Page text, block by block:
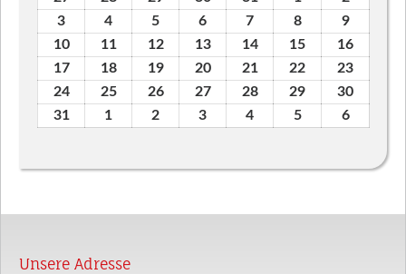
2026
2026
2026
2026
2026
August
2026
August
2026
3
August
2026
4
August
2026
5
August
2026
6
August
2026
7
August
2026
88.
August
2026
99.
August
2026
1010.
August
2026
1111.
August
2026
1212.
August
2026
1313.
August
2026
1414.
August
2026
15
August
16
1717.
August
1818.
August
1919.
August
2020.
August
2121.
August
22
August
23
2424.
August
2525.
August
2626.
August
2727.
August
2828.
August
29
August
30
3131.
1 2 3 4 55.
66.
2026
Unsere Adresse